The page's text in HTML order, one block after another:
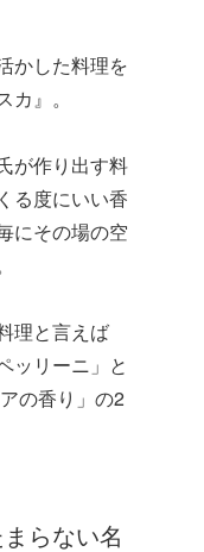
かした料理を
』。
が作り出す料
る度にいい香
にその場の空
理と言えば
ッリーニ」と
の香り」の2
らない名